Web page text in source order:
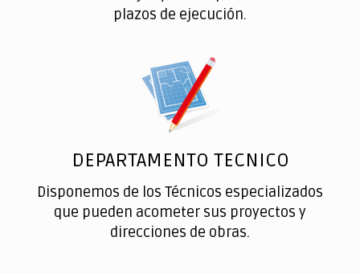
plazos de ejecución.
DEPARTAMENTO TECNICO
Disponemos de los Técnicos especializados
que pueden acometer sus proyectos y
direcciones de obras.